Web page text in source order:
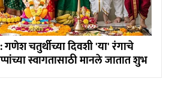
चतुर्थीच्या दिवशी 'या' रंगाचे
स्वागतासाठी मानले जातात शुभ